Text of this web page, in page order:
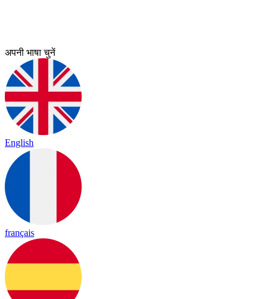
अपनी भाषा चुनें
English
français